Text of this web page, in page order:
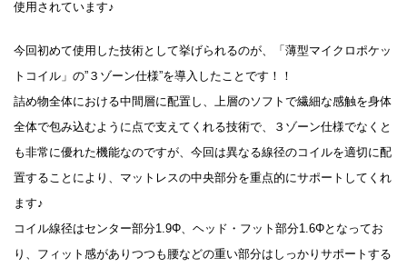
使用されています♪
今回初めて使用した技術として挙げられるのが、「薄型マイクロポケッ
トコイル」の”３ゾーン仕様”を導入したことです！！
詰め物全体における中間層に配置し、上層のソフトで繊細な感触を身体
全体で包み込むように点で支えてくれる技術で、３ゾーン仕様でなくと
も非常に優れた機能なのですが、今回は異なる線径のコイルを適切に配
置することにより、マットレスの中央部分を重点的にサポートしてくれ
ます♪
コイル線径はセンター部分1.9Φ、ヘッド・フット部分1.6Φとなってお
り、フィット感がありつつも腰などの重い部分はしっかりサポートする